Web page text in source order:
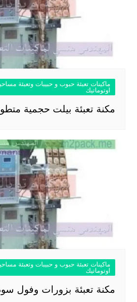
ماكينات تعبئة حبوب و حبيبات وتعبئة
اوتوماتيك
مكنة تعبئة بيلت حجمية
ماكينات تعبئة حبوب و حبيبات وتعبئة
اوتوماتيك
مكنة تعبئة بزورات وفول